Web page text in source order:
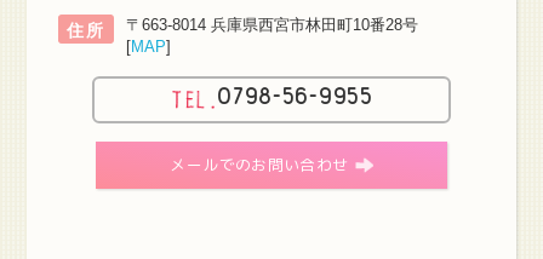
住所
〒663-8014 兵庫県西宮市林田町10番28号
[MAP]
0798-56-9955
メールでのお問い合わせ